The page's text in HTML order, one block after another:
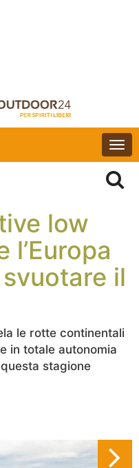
low
il
le rotte continentali
in totale autonomia
stagione